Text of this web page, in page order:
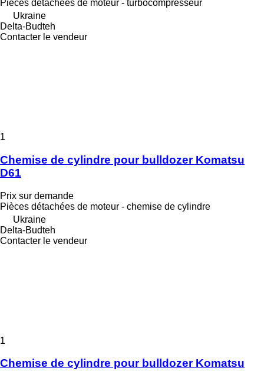
Pièces détachées de moteur - turbocompresseur
Ukraine
Delta-Budteh
Contacter le vendeur
1
Chemise de cylindre pour bulldozer Komatsu
D61
Prix sur demande
Pièces détachées de moteur - chemise de cylindre
Ukraine
Delta-Budteh
Contacter le vendeur
1
Chemise de cylindre pour bulldozer Komatsu